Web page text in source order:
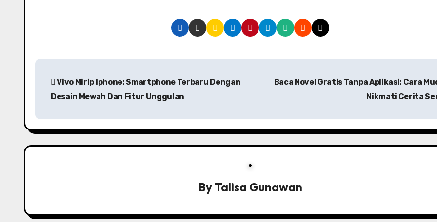
P
t
n
Vivo Mirip Iphone: Smartphone Terbaru Dengan
Desain Mewah Dan Fitur Unggulan
Baca Novel Gratis Tanpa Aplikasi: Cara
Nikmati Cerita
ByTalisa Gunawan